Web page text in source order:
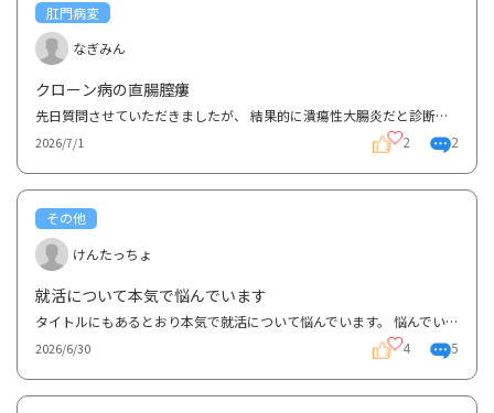
肛門病変
なぎみん
クローン病の直腸膣瘻
先日質問させていただきましたが、 結果的に潰瘍性大腸炎だと診断されていたものがクローン病だと分か...
2026/7/1 2 2
その他
けんたっちょ
就活について本気で悩んでいます
タイトルにもあるとおり本気で就活について悩んでいます。 悩んでいる内容としては、「この病気のこと...
2026/6/30 4 5